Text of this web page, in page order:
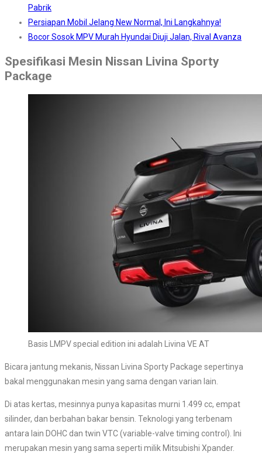
Pabrik
Persiapan Mobil Jelang New Normal, Ini Langkahnya!
Bocor Sosok MPV Murah Hyundai Diuji Jalan, Rival Avanza
Spesifikasi Mesin Nissan Livina Sporty
Package
Basis LMPV special edition ini adalah Livina VE AT
Bicara jantung mekanis, Nissan Livina Sporty Package sepertinya
bakal menggunakan mesin yang sama dengan varian lain.
Di atas kertas, mesinnya punya kapasitas murni 1.499 cc, empat
silinder, dan berbahan bakar bensin. Teknologi yang terbenam
antara lain DOHC dan twin VTC (variable-valve timing control). Ini
merupakan mesin yang sama seperti milik Mitsubishi Xpander.